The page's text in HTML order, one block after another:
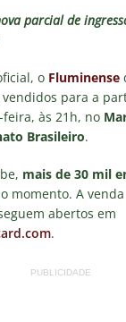
parcial de
o Fluminense
para a
feira, às 21h, no
Brasileiro.
mais de 30 mil
momento. A
abertos em
.
PUBLICIDADE